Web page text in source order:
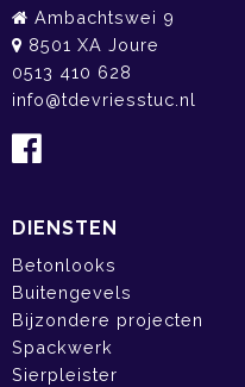
Ambachtswei 9
8501 XA Joure
0513 410 628
info@tdevriesstuc.nl
DIENSTEN
Betonlooks
Buitengevels
Bijzondere projecten
Spackwerk
Sierpleister